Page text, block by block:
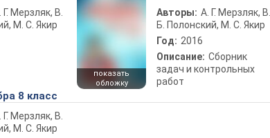
Г. Мерзляк, В.
М. С. Якир
показать
обложку
Авторы: А. Г. Мерзляк, В.
Б. Полонский, М. С. Якир
Год: 2016
Описание: Сборник
задач и контрольных
работ
8 класс
Г. Мерзляк, В.
М. С. Якир